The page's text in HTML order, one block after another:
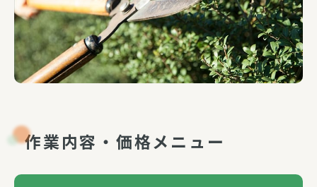
作業内容・価格メニュー